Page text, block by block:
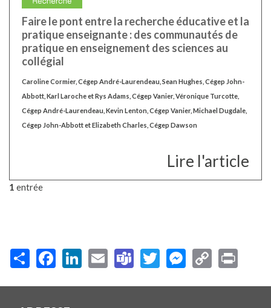
Faire le pont entre la recherche éducative et la
pratique enseignante : des communautés de
pratique en enseignement des sciences au
collégial
Caroline Cormier, Cégep André-Laurendeau, Sean Hughes, Cégep John-
Abbott, Karl Laroche et Rys Adams, Cégep Vanier, Véronique Turcotte,
Cégep André-Laurendeau, Kevin Lenton, Cégep Vanier, Michael Dugdale,
Cégep John-Abbott et Elizabeth Charles, Cégep Dawson
Lire l'article
1 entrée